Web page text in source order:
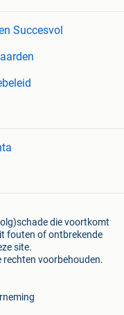
Succesvol
die voortkomt
fouten of ontbrekende
site.
voorbehouden.